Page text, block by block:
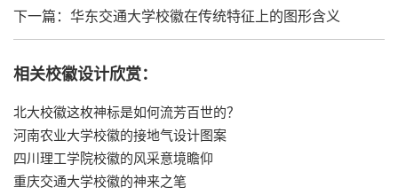
下一篇： 华东交通大学校徽在传统特征上的图形含义
相关校徽设计欣赏：
北大校徽这枚神标是如何流芳百世的？
河南农业大学校徽的接地气设计图案
四川理工学院校徽的风采意境瞻仰
重庆交通大学校徽的神来之笔